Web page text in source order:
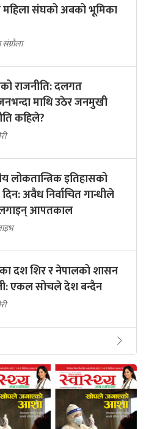
संघको अबको भूमिका
संग्रौला
राजनीति: दलगत
माथि उठेर जनमुखी
कहिले?
लोकतान्त्रिक इतिहासको
अवैध निर्वाचित गान्धीले
आपतकाल
दश शिर र नेपालको शासन
एकल सोचले देश बन्दैन